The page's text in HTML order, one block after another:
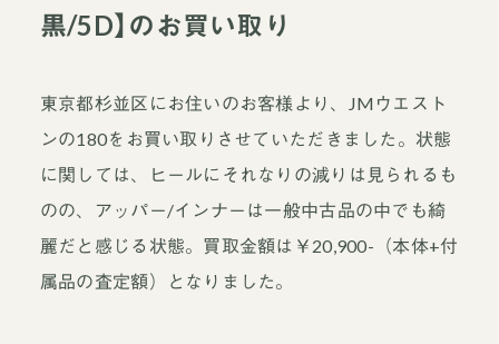
黒/5D】のお買い取り
東京都杉並区にお住いのお客様より、JMウエスト
ンの180をお買い取りさせていただきました。状態
に関しては、ヒールにそれなりの減りは見られるも
のの、アッパー/インナーは一般中古品の中でも綺
麗だと感じる状態。買取金額は￥20,900-（本体+付
属品の査定額）となりました。